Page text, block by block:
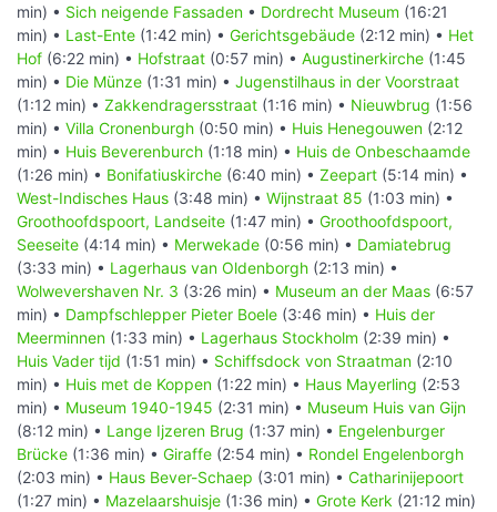
min) • Sich neigende Fassaden • Dordrecht Museum (16:21
min) • Last-Ente (1:42 min) • Gerichtsgebäude (2:12 min) • Het
Hof (6:22 min) • Hofstraat (0:57 min) • Augustinerkirche (1:45
min) • Die Münze (1:31 min) • Jugenstilhaus in der Voorstraat
(1:12 min) • Zakkendragersstraat (1:16 min) • Nieuwbrug (1:56
min) • Villa Cronenburgh (0:50 min) • Huis Henegouwen (2:12
min) • Huis Beverenburch (1:18 min) • Huis de Onbeschaamde
(1:26 min) • Bonifatiuskirche (6:40 min) • Zeepart (5:14 min) •
West-Indisches Haus (3:48 min) • Wijnstraat 85 (1:03 min) •
Groothoofdspoort, Landseite (1:47 min) • Groothoofdspoort,
Seeseite (4:14 min) • Merwekade (0:56 min) • Damiatebrug
(3:33 min) • Lagerhaus van Oldenborgh (2:13 min) •
Wolwevershaven Nr. 3 (3:26 min) • Museum an der Maas (6:57
min) • Dampfschlepper Pieter Boele (3:46 min) • Huis der
Meerminnen (1:33 min) • Lagerhaus Stockholm (2:39 min) •
Huis Vader tijd (1:51 min) • Schiffsdock von Straatman (2:10
min) • Huis met de Koppen (1:22 min) • Haus Mayerling (2:53
min) • Museum 1940-1945 (2:31 min) • Museum Huis van Gijn
(8:12 min) • Lange Ijzeren Brug (1:37 min) • Engelenburger
Brücke (1:36 min) • Giraffe (2:54 min) • Rondel Engelenborgh
(2:03 min) • Haus Bever-Schaep (3:01 min) • Catharinijepoort
(1:27 min) • Mazelaarshuisje (1:36 min) • Grote Kerk (21:12 min)